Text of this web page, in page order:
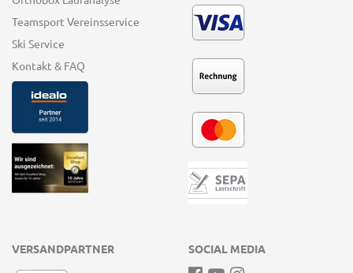
Teamsport Vereinsservice
Ski Service
Kontakt & FAQ
VERSANDPARTNER SOCIAL MEDIA